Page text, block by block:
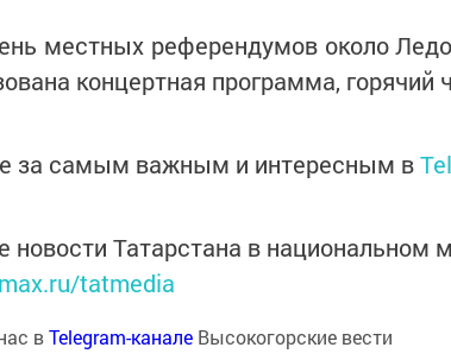
местных референдумов около
концертная программа, горячий
за самым важным и интересным в
новости Татарстана в национальном
tatmedia
вTelegram-канале Высокогорские вести